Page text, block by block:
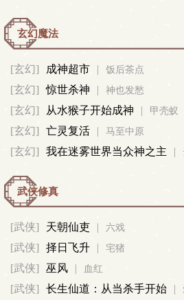
玄幻魔法
[玄幻] 成神超市 | 饭后茶点
[玄幻] 惊世杀神 | 神也发愁
[玄幻] 从水猴子开始成神 | 甲壳蚁
[玄幻] 亡灵复活 | 马至中原
[玄幻] 我在迷雾世界当众神之主 |
武侠修真
[武侠] 天朝仙吏 | 六戏
[武侠] 择日飞升 | 宅猪
[武侠] 巫风 | 血红
[武侠] 长生仙道：从当杀手开始 |